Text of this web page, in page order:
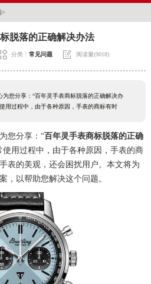
>
脱落的正确解决办法
分类： 常见问题  阅读量(9018)
为您分享：“百年灵手表商标脱落的正确解决办
用过程中，由于各种原因，手表的商标有时
您分享：“百年灵手表商标脱落的正确
使用过程中，由于各种原因，手表的商
表的美观，还会困扰用户。本文将为
，以帮助您解决这个问题。